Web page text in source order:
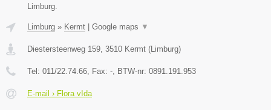
Limburg.
Limburg » Kermt | Google maps ▼
Diestersteenweg 159 3510 Kermt (Limburg)
Tel: 011/22.74.66 , Fax: - , BTW-nr: 0891.191.953
E-mail › Flora vIda